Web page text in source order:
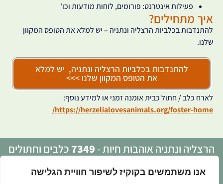
אנו משתמשים בקוקיז לשיפור חוויית הגלישה
פעילות אינטרנט: פורומים, לוחות מודעות וכו'
איך מתחילים?
להתנדבות בכלביות הרצליה ונתניה – יש למלא את הטופס המקוון
שלנו.
להתנדבות בכלביות הרצליה ונתניה, יש למלא
את הטופס המקוון שלנו >>>
לארח כלב / חתול כבית אומנה זמני או למידע נוסף:
https://herzelialovesanimals.org/foster-home/
הרצליה ונתניה אוהבות חיות - 7349 כלבים וחתולים
אומצו עד כה